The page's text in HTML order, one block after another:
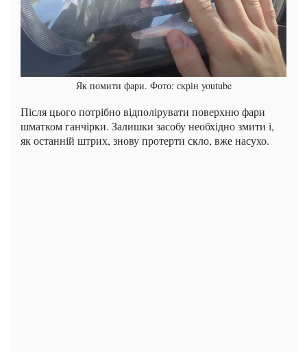
Як помити фари. Фото: скрін youtube
Після цього потрібно відполірувати поверхню фари
шматком ганчірки. Залишки засобу необхідно змити і,
як останній штрих, знову протерти скло, вже насухо.